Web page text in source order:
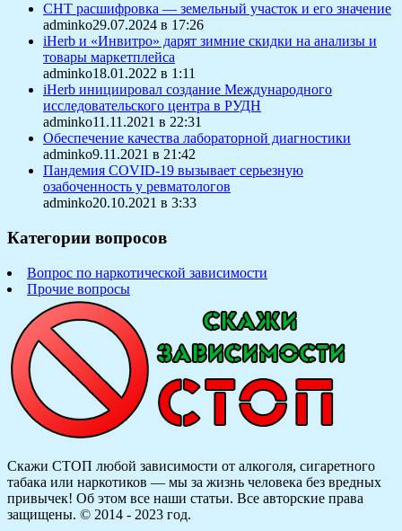
СНТ расшифровка — земельный участок и его значение
adminko29.07.2024 в 17:26
iHerb и «Инвитро» дарят зимние скидки на анализы и
товары маркетплейса
adminko18.01.2022 в 1:11
iHerb инициировал создание Международного
исследовательского центра в РУДН
adminko11.11.2021 в 22:31
Обеспечение качества лабораторной диагностики
adminko9.11.2021 в 21:42
Пандемия COVID-19 вызывает серьезную
озабоченность у ревматологов
adminko20.10.2021 в 3:33
Категории вопросов
Вопрос по наркотической зависимости
Прочие вопросы
Скажи СТОП любой зависимости от алкоголя, сигаретного
табака или наркотиков — мы за жизнь человека без вредных
привычек! Об этом все наши статьи. Все авторские права
защищены. © 2014 - 2023 год.